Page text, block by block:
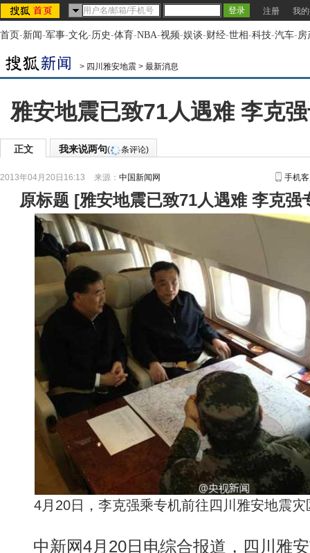
注册 我
首页-新闻-军事-文化-历史-体育-NBA-视频-娱谈-财经-世相-科技-汽车-房
> 四川雅安地震 > 最新消息
雅安地震已致71人遇难 李克
正文 我来说两句( 条评论)
2013年04月20日16:13 来源： 中国新闻网 手机
原标题 [雅安地震已致71人遇难 李克强
4月20日，李克强乘专机前往四川雅安地震
中新网4月20日电综合报道，四川雅安